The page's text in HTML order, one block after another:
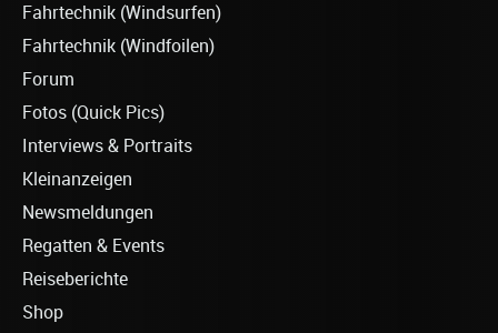
Fahrtechnik (Windsurfen)
Fahrtechnik (Windfoilen)
Forum
Fotos (Quick Pics)
Interviews & Portraits
Kleinanzeigen
Newsmeldungen
Regatten & Events
Reiseberichte
Shop